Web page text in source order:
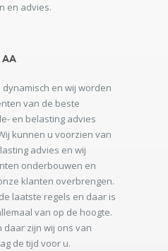
en advies.
en wij worden
van de beste
en belasting advies
kunnen u voorzien van
advies en wij
onderbouwen en
klanten overbrengen.
laatste regels en daar is
van op de hoogte.
daar zijn wij ons van
de tijd voor u.